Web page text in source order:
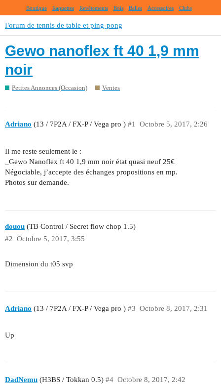
Boutique Raquettes Revêtements Bois Balles Accessoires Clubs
Forum de tennis de table et ping-pong
Gewo nanoflex ft 40 1,9 mm
noir
Petites Annonces (Occasion) Ventes
Adriano (13 / 7P2A / FX-P / Vega pro ) Octobre 5, 2017, 2:26
#1
Il me reste seulement le :
_Gewo Nanoflex ft 40 1,9 mm noir état quasi neuf 25€
Négociable, j’accepte des échanges propositions en mp.
Photos sur demande.
douou (TB Control / Secret flow chop 1.5)
Octobre 5, 2017, 3:55
#2
Dimension du t05 svp
Adriano (13 / 7P2A / FX-P / Vega pro ) Octobre 8, 2017, 2:31
#3
Up
DadNemu (H3BS / Tokkan 0.5) Octobre 8, 2017, 2:42
#4